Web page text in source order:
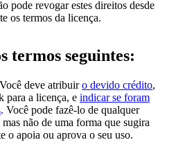
pode revogar estes direitos desde
os termos da licença.
termos seguintes:
deve atribuiro devido crédito,
para a licença, e indicar se foram
. Você pode fazê-lo de qualquer
não de uma forma que sugira
o apoia ou aprova o seu uso.